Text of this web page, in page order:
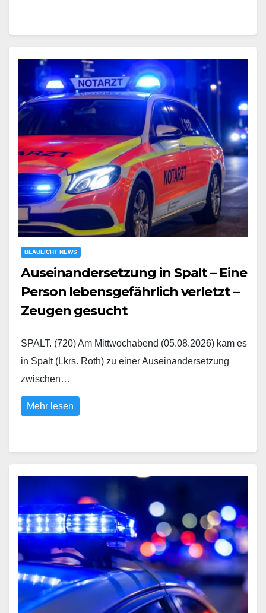
BLAULICHT NEWS
Auseinandersetzung in Spalt – Eine
Person lebensgefährlich verletzt –
Zeugen gesucht
SPALT. (720) Am Mittwochabend (05.08.2026) kam es
in Spalt (Lkrs. Roth) zu einer Auseinandersetzung
zwischen…
Mehr lesen